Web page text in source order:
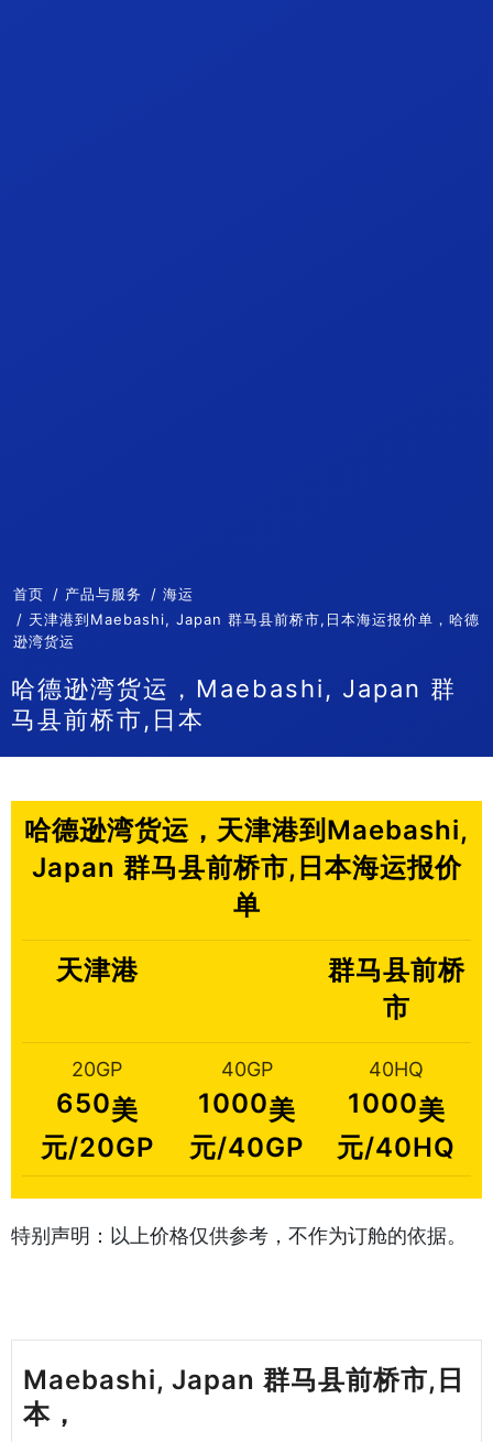
首页 产品与服务
海运
天津港到Maebashi, Japan 群马县前桥市,日本海运报价单，哈德
逊湾货运
哈德逊湾货运，Maebashi, Japan 群
马县前桥市,日本
哈德逊湾货运，天津港到Maebashi,
Japan 群马县前桥市,日本海运报价
单
天津港
群马县前桥
市
20GP
650美
元/20GP
40GP
1000美
元/40GP
40HQ
1000美
元/40HQ
特别声明：以上价格仅供参考，不作为订舱的依据。
Maebashi, Japan 群马县前桥市,日
本，